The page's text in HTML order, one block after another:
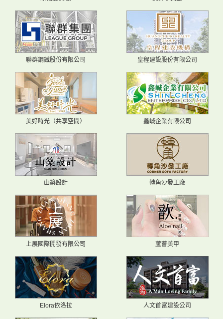
聯群鋼鐵股份有限公司 皇程建設股份有限公司
美好時光（共享空間） 鑫峸企業有限公司
山築設計 轉角沙發工廠
上展國際開發有限公司 蘆薈美甲
Elora依洛拉 人文首富建設公司